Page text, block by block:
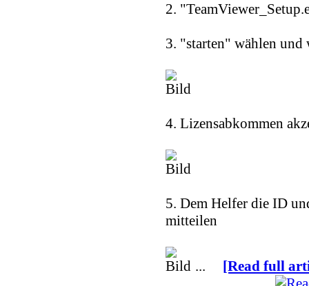
2.
3. "starten" wählen
4. Lizensabkommen
5. Dem Helfer die ID
mitteilen
... [Read full